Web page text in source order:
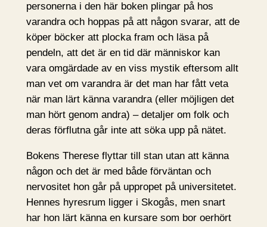
personerna i den här boken plingar på hos
varandra och hoppas på att någon svarar, att de
köper böcker att plocka fram och läsa på
pendeln, att det är en tid där människor kan
vara omgärdade av en viss mystik eftersom allt
man vet om varandra är det man har fått veta
när man lärt känna varandra (eller möjligen det
man hört genom andra) – detaljer om folk och
deras förflutna går inte att söka upp på nätet.
Bokens Therese flyttar till stan utan att känna
någon och det är med både förväntan och
nervositet hon går på uppropet på universitetet.
Hennes hyresrum ligger i Skogås, men snart
har hon lärt känna en kursare som bor oerhört